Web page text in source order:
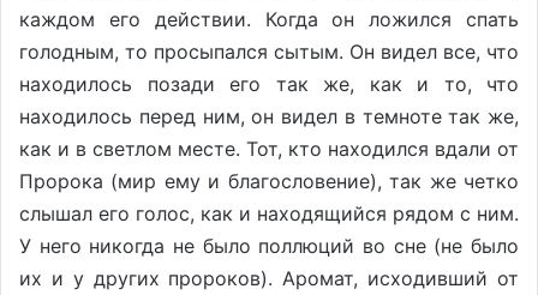
каждом его действии. Когда он ложился спать
голодным, то просыпался сытым. Он видел все, что
находилось позади его так же, как и то, что
находилось перед ним, он видел в темноте так же,
как и в светлом месте. Тот, кто находился вдали от
Пророка (мир ему и благословение), так же четко
слышал его голос, как и находящийся рядом с ним.
У него никогда не было поллюций во сне (не было
их и у других пророков). Аромат, исходивший от